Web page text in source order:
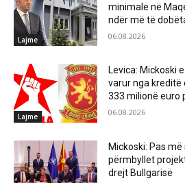
Lajme
minimale në
ndër më të
06.08.2026
Lajme
Levica: Mickoski
varur nga kreditë
333 milionë euro
06.08.2026
Mickoski: Pas
përmbyllet
drejt Bullgarisë